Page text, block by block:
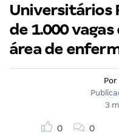
Universitários
de 1.000
área de
Por
3
0 0